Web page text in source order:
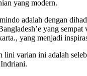
yang modern.
adalah dengan
yang
yang menjadi
lini varian ini adalah